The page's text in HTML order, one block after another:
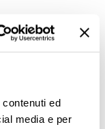
ed
media e per